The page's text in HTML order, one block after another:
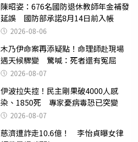
陳昭姿：676名國防退休教師年金補發
延誤 國防部承諾8月14日前入帳
2026-08-06
木乃伊命案再添疑點！命理師赴現場
遇天候驟變 驚喊：死者還有冤屈
2026-08-07
伊波拉失控！民主剛果破4000人感
染、1850死 專家憂病毒恐已突變
2026-08-07
慈濟遭詐走10.6億！ 李怡貞曝女律